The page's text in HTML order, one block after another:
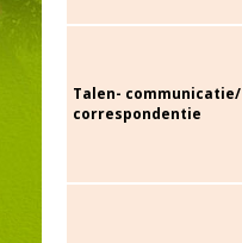
Talen- communicatie/
correspondentie